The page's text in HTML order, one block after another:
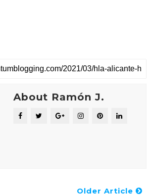
About Ramón J.
Older Article